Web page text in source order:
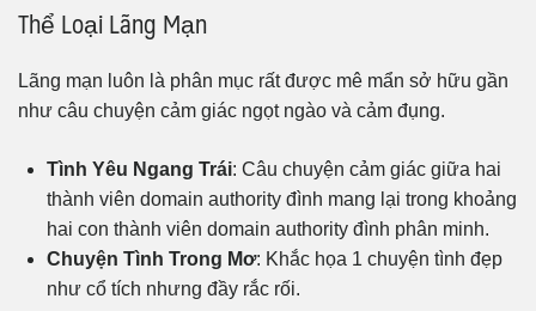
Thể Loại Lãng Mạn
Lãng mạn luôn là phân mục rất được mê mẩn sở hữu gần
như câu chuyện cảm giác ngọt ngào và cảm đụng.
Tình Yêu Ngang Trái: Câu chuyện cảm giác giữa hai
thành viên domain authority đình mang lại trong khoảng
hai con thành viên domain authority đình phân minh.
Chuyện Tình Trong Mơ: Khắc họa 1 chuyện tình đẹp
như cổ tích nhưng đầy rắc rối.